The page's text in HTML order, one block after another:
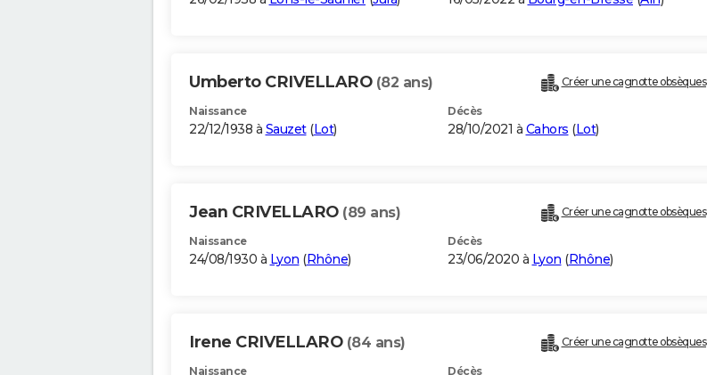
Umberto CRIVELLARO (82 ans) Créer une cagnotte obsèques
Naissance
22/12/1938 à Sauzet(Lot)
Décès
28/10/2021 à Cahors (Lot)
Jean CRIVELLARO (89 ans) Créer une cagnotte obsèques
Naissance
24/08/1930 à Lyon (Rhône)
Décès
23/06/2020 à Lyon (Rhône)
Irene CRIVELLARO (84 ans) Créer une cagnotte obsèques
Naissance Décès